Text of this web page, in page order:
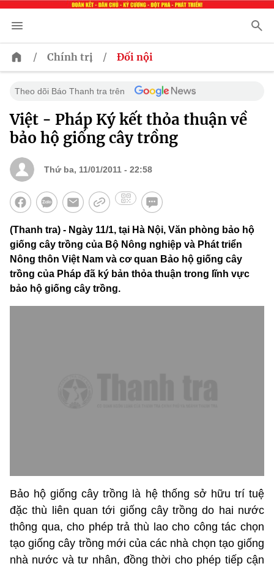
/ Chính trị / Đối nội
Theo dõi Báo Thanh tra trên
Việt - Pháp Ký kết thỏa thuận về
bảo hộ giống cây trồng
Thứ ba, 11/01/2011 - 22:58
(Thanh tra) - Ngày 11/1, tại Hà Nội, Văn phòng bảo hộ
giống cây trồng của Bộ Nông nghiệp và Phát triển
Nông thôn Việt Nam và cơ quan Bảo hộ giống cây
trồng của Pháp đã ký bản thỏa thuận trong lĩnh vực
bảo hộ giống cây trồng.
Bảo hộ giống cây trồng là hệ thống sở hữu trí tuệ
đặc thù liên quan tới giống cây trồng do hai nước
thông qua, cho phép trả thù lao cho công tác chọn
tạo giống cây trồng mới của các nhà chọn tạo giống
nhà nước và tư nhân, đồng thời cho phép tiếp cận